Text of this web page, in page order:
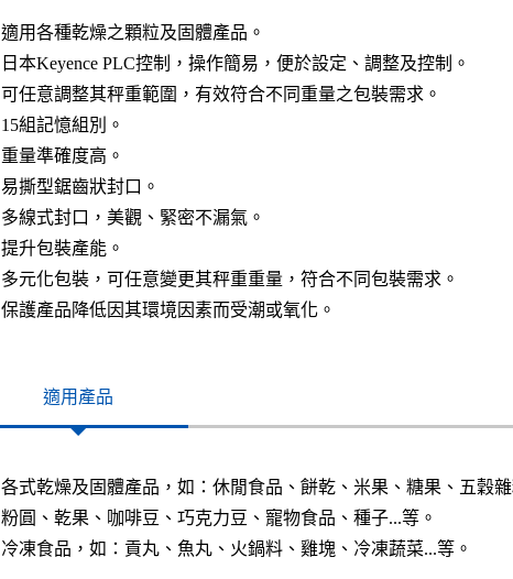
適用各種乾燥之顆粒及固體產品。
日本Keyence PLC控制，操作簡易，便於設定、調整及控制。
可任意調整其秤重範圍，有效符合不同重量之包裝需求。
15組記憶組別。
重量準確度高。
易撕型鋸齒狀封口。
多線式封口，美觀、緊密不漏氣。
提升包裝產能。
多元化包裝，可任意變更其秤重重量，符合不同包裝需求。
保護產品降低因其環境因素而受潮或氧化。
適用產品
各式乾燥及固體產品，如：休閒食品、餅乾、米果、糖果、五穀
粉圓、乾果、咖啡豆、巧克力豆、寵物食品、種子...等。
冷凍食品，如：貢丸、魚丸、火鍋料、雞塊、冷凍蔬菜...等。